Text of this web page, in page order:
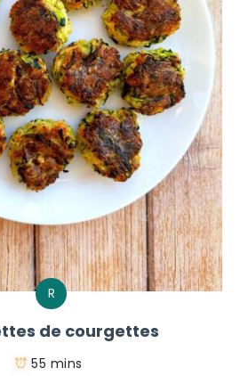
R
de courgettes
55 mins